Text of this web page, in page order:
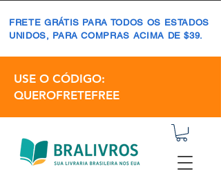
FRETE GRÁTIS PARA TODOS OS ESTADOS
UNIDOS, PARA COMPRAS ACIMA DE $39.
USE O CÓDIGO:
QUEROFRETEFREE